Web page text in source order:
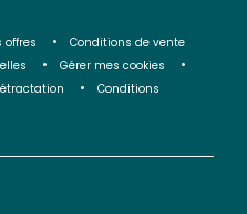
offres
Conditions de vente
Gérer mes cookies
Conditions